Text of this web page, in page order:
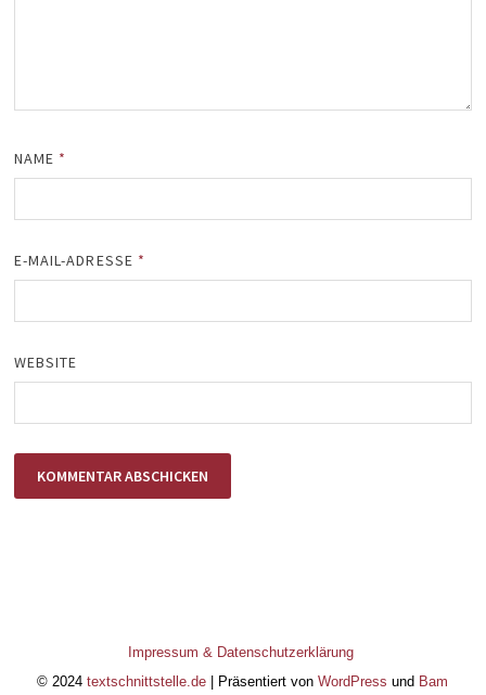
NAME *
E-MAIL-ADRESSE *
WEBSITE
Impressum & Datenschutzerklärung
© 2024textschnittstelle.de | Präsentiert vonWordPress und Bam